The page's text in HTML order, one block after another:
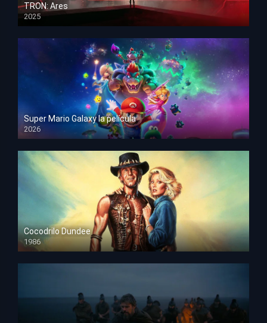
TRON: Ares
2025
HD 1080p
Super Mario Galaxy la película
2026
HD 1080p
Cocodrilo Dundee
1986
HD 1080p